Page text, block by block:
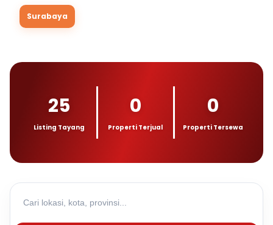
Surabaya
25
Listing Tayang
0
Properti Terjual
0
Properti Tersewa